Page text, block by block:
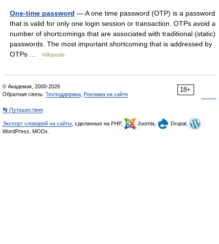
One-time password — A one time password (OTP) is a password
that is valid for only one login session or transaction. OTPs avoid a
number of shortcomings that are associated with traditional (static)
passwords. The most important shortcoming that is addressed by
OTPs …
Wikipedia
18+
© Академик, 2000-2026
Обратная связь: Техподдержка Реклама на сайте
👣 Путешествия
Экспорт словарей на сайты , сделанные на PHP, Joomla,
Drupal,
WordPress, MODx.